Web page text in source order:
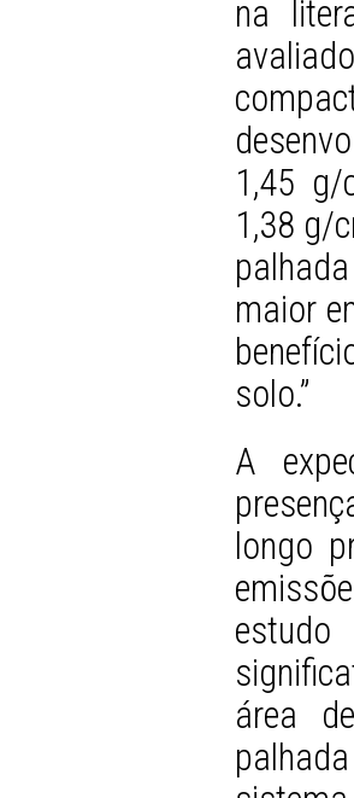
na
1,45 g/
1,38 g/
maior
solo.”
A
longo
área